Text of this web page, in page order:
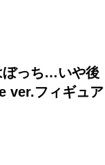
ぼっち…いや後
ver.フィギュア